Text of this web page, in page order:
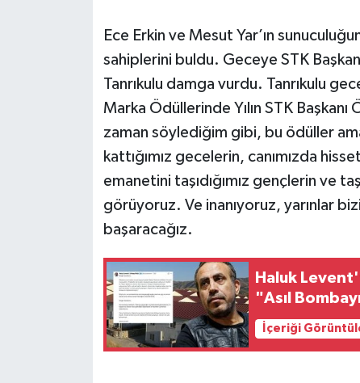
Ece Erkin ve Mesut Yar’ın
sahiplerini buldu. Geceye STK
Tanrıkulu damga vurdu. Tanrıkulu
Marka Ödüllerinde Yılın STK
zaman söylediğim gibi, bu ödüller
kattığımız gecelerin, canımızda
emanetini taşıdığımız gençlerin ve
görüyoruz. Ve inanıyoruz, yarınlar
başaracağız.
Haluk
"Asıl
İçeriği